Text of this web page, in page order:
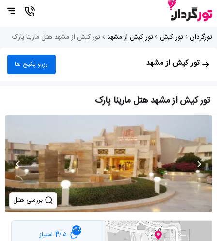
تورگردان تور کیش تور کیش از مشهد تور کیش از مشهد هتل مارینا پارک
تور کیش از مشهد رزرو پکیج ها
تور کیش از مشهد هتل مارینا پارک
بررسی هتل
248
5 /
4 امتیاز